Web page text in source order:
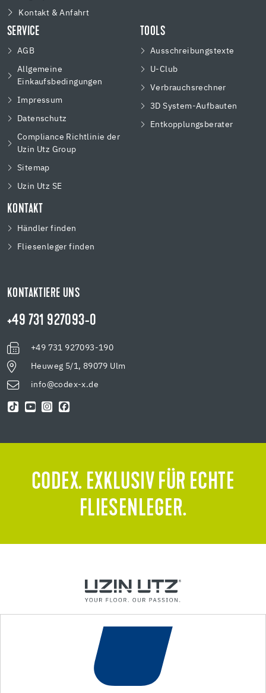
Kontakt & Anfahrt
SERVICE
AGB
Allgemeine
Einkaufsbedingungen
Impressum
Datenschutz
Compliance Richtlinie der
Uzin Utz Group
Sitemap
Uzin Utz SE
TOOLS
Ausschreibungstexte
U-Club
Verbrauchsrechner
3D System-Aufbauten
Entkopplungsberater
KONTAKT
Händler finden
Fliesenleger finden
KONTAKTIERE UNS
+49 731 927093-0
+49 731 927093-190
Heuweg 5/1, 89079 Ulm
info@codex-x.de
CODEX. EXKLUSIV FÜR ECHTE
FLIESENLEGER.